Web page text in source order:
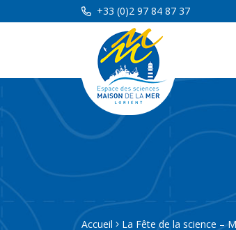
+33 (0)2 97 84 87 37
Accueil La Fête de la science –